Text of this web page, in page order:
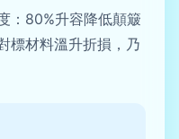
：80%升容降低顛簸
標材料溫升折損，乃